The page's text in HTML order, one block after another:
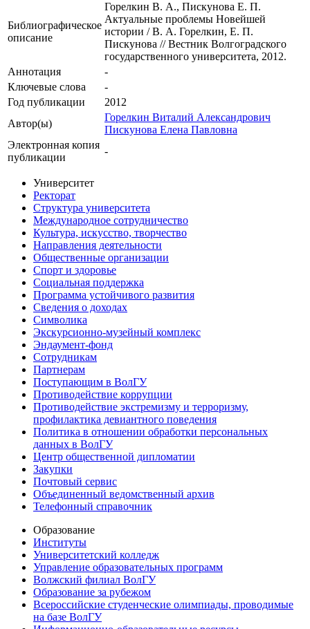
Библиографическое
описание
Горелкин В. А., Пискунова Е. П.
Актуальные проблемы Новейшей
истории / В. А. Горелкин, Е. П.
Пискунова // Вестник Волгоградского
государственного университета, 2012.
Аннотация
-
Ключевые cлова
-
Год публикации
2012
Автор(ы)
Горелкин Виталий Александрович
Пискунова Елена Павловна
Электронная копия
публикации
-
Университет
Ректорат
Структура университета
Международное сотрудничество
Культура, искусство, творчество
Направления деятельности
Общественные организации
Спорт и здоровье
Социальная поддержка
Программа устойчивого развития
Сведения о доходах
Символика
Экскурсионно-музейный комплекс
Эндаумент-фонд
Сотрудникам
Партнерам
Поступающим в ВолГУ
Противодействие коррупции
Противодействие экстремизму и терроризму,
профилактика девиантного поведения
Политика в отношении обработки персональных
данных в ВолГУ
Центр общественной дипломатии
Закупки
Почтовый сервис
Объединенный ведомственный архив
Телефонный справочник
Образование
Институты
Университетский колледж
Управление образовательных программ
Волжский филиал ВолГУ
Образование за рубежом
Всероссийские студенческие олимпиады, проводимые
на базе ВолГУ